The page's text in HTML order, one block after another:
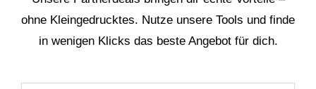
ohne Kleingedrucktes. Nutze unsere Tools und finde
in wenigen Klicks das beste Angebot für dich.